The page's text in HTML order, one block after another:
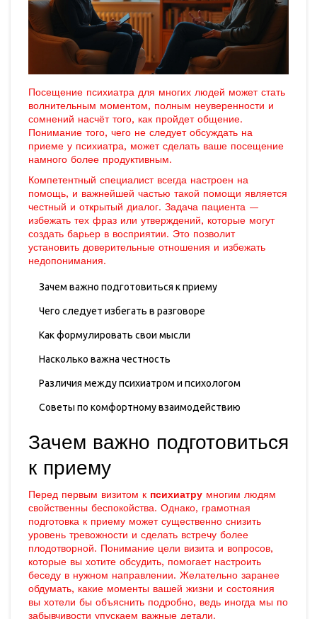
Посещение психиатра для многих людей может стать
волнительным моментом, полным неуверенности и
сомнений насчёт того, как пройдет общение.
Понимание того, чего не следует обсуждать на
приеме у психиатра, может сделать ваше посещение
намного более продуктивным.
Компетентный специалист всегда настроен на
помощь, и важнейшей частью такой помощи является
честный и открытый диалог. Задача пациента —
избежать тех фраз или утверждений, которые могут
создать барьер в восприятии. Это позволит
установить доверительные отношения и избежать
недопонимания.
Зачем важно подготовиться к приему
Чего следует избегать в разговоре
Как формулировать свои мысли
Насколько важна честность
Различия между психиатром и психологом
Советы по комфортному взаимодействию
Зачем важно подготовиться
к приему
Перед первым визитом к психиатру многим людям
свойственны беспокойства. Однако, грамотная
подготовка к приему может существенно снизить
уровень тревожности и сделать встречу более
плодотворной. Понимание цели визита и вопросов,
которые вы хотите обсудить, помогает настроить
беседу в нужном направлении. Желательно заранее
обдумать, какие моменты вашей жизни и состояния
вы хотели бы объяснить подробно, ведь иногда мы по
забывчивости упускаем важные детали.